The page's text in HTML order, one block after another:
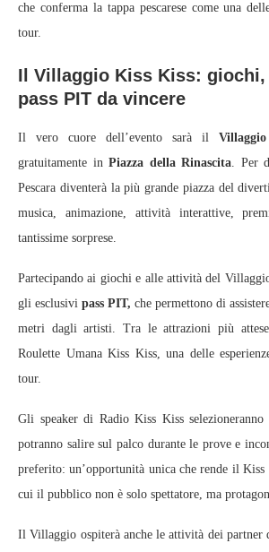
che conferma la tappa pescarese come una
tour.
Il Villaggio Kiss Kiss: giochi,
pass PIT da vincere
Il vero cuore dell’evento sarà il
gratuitamente in Piazza della Rinascita. Per
Pescara diventerà la più grande piazza del
musica, animazione, attività interattive,
tantissime sorprese.
Partecipando ai giochi e alle attività del
gli esclusivi pass PIT, che permettono di
metri dagli artisti. Tra le attrazioni più
Roulette Umana Kiss Kiss, una delle
tour.
Gli speaker di Radio Kiss Kiss
potranno salire sul palco durante le prove e
preferito: un’opportunità unica che rende il
cui il pubblico non è solo spettatore, ma
Il Villaggio ospiterà anche le attività dei partner